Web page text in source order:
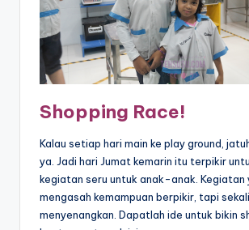
Shopping Race!
Kalau setiap hari main ke play ground,
ya. Jadi hari Jumat kemarin itu terpikir
kegiatan seru untuk anak-anak. Kegiatan
mengasah kemampuan berpikir, tapi
menyenangkan. Dapatlah ide untuk bikin